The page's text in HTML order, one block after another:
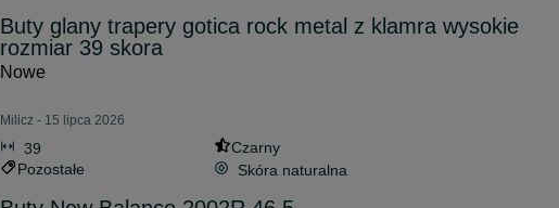
Buty glany trapery gotica rock metal z klamra wysokie
rozmiar 39 skora
Nowe
Milicz - 15 lipca 2026
39
Czarny
Pozostałe
Skóra naturalna